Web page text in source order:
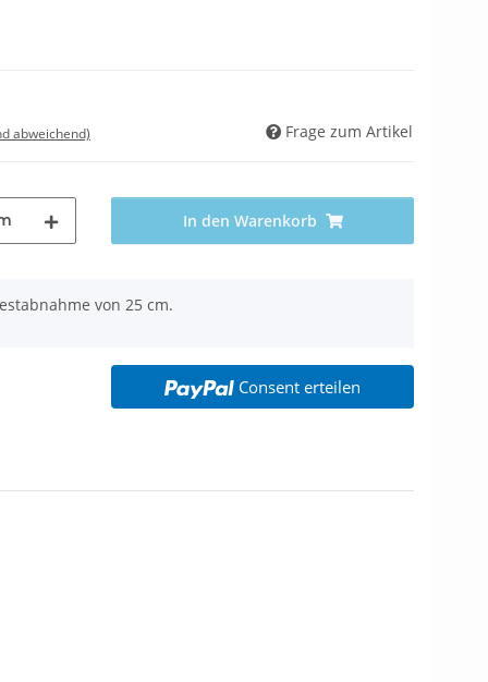
abweichend) Frage zum Artikel
In den Warenkorb
von 25 cm.
Consent erteilen